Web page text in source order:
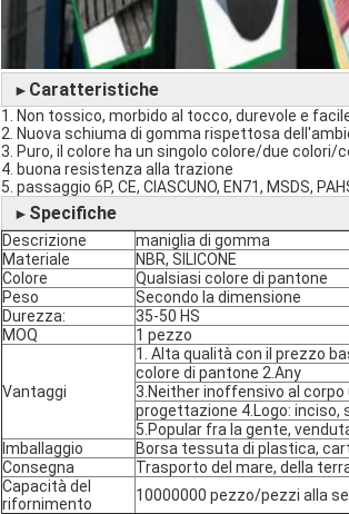
► Caratteristiche
1. Non tossico, morbido al tocco, durevole e
2. Nuova schiuma di gomma rispettosa
3. Puro, il colore ha un singolo colore/due colori/
4. buona resistenza alla trazione
5. passaggio 6P, CE, CIASCUNO, EN71, MSDS,
► Specifiche
Descrizione
maniglia di gomma
Materiale
NBR, SILICONE
Colore
Qualsiasi colore di pantone
Peso
Secondo la dimensione
Durezza:
35-50 HS
MOQ
1 pezzo
Vantaggi
1. Alta qualità con il prezzo
colore di pantone 2.Any
3.Neither inoffensivo al
progettazione 4.Logo: inciso,
5.Popular fra la gente,
Imballaggio
Borsa tessuta di plastica,
Consegna
Trasporto del mare, della
Capacità del
rifornimento
10000000 pezzo/pezzi alla